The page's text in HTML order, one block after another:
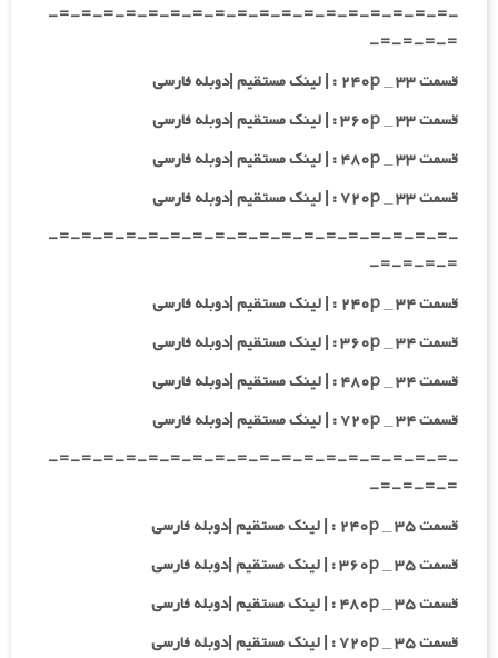
-=-=-=-=-=-=-=-=-=-=-=-=-=-=-=-=-=-=-
=-=-=-=-
قسمت ۳۳ _ ۲۴۰p : | لینک مستقیم |دوبله فارسی
قسمت ۳۳ _ ۳۶۰p : | لینک مستقیم |دوبله فارسی
قسمت ۳۳ _ ۴۸۰p : | لینک مستقیم |دوبله فارسی
قسمت ۳۳ _ ۷۲۰p : | لینک مستقیم |دوبله فارسی
-=-=-=-=-=-=-=-=-=-=-=-=-=-=-=-=-=-=-
=-=-=-=-
قسمت ۳۴ _ ۲۴۰p : | لینک مستقیم |دوبله فارسی
قسمت ۳۴ _ ۳۶۰p : | لینک مستقیم |دوبله فارسی
قسمت ۳۴ _ ۴۸۰p : | لینک مستقیم |دوبله فارسی
قسمت ۳۴ _ ۷۲۰p : | لینک مستقیم |دوبله فارسی
-=-=-=-=-=-=-=-=-=-=-=-=-=-=-=-=-=-=-
=-=-=-=-
قسمت ۳۵ _ ۲۴۰p : | لینک مستقیم |دوبله فارسی
قسمت ۳۵ _ ۳۶۰p : | لینک مستقیم |دوبله فارسی
قسمت ۳۵ _ ۴۸۰p : | لینک مستقیم |دوبله فارسی
قسمت ۳۵ _ ۷۲۰p : | لینک مستقیم |دوبله فارسی